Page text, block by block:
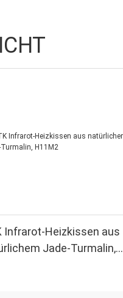
Infrarot-Heizkissen aus
Jade-Turmalin,